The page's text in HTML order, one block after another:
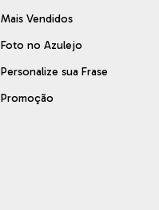
Mais Vendidos
Foto no Azulejo
Personalize sua Frase
Promoção